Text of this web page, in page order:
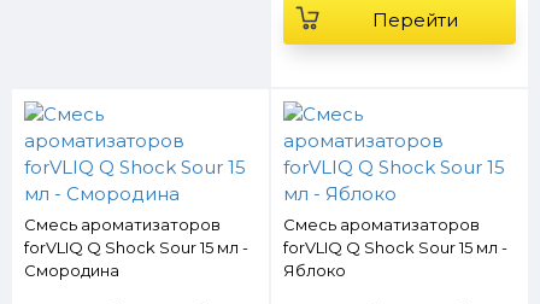
Перейти
Смесь ароматизаторов
forVLIQ Q Shock Sour 15 мл -
Смородина
Смесь ароматизаторов
forVLIQ Q Shock Sour 15 мл -
Яблоко